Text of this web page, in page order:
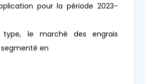
pour la période 2023-
type, le marché des engrais
en